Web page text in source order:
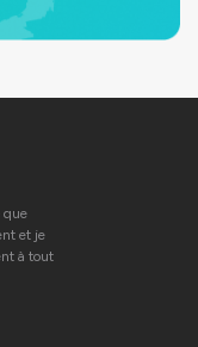
que
et je
à tout